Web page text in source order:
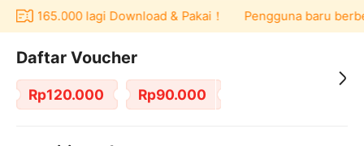
lagi Download & Pakai！ Pengguna baru
Daftar Voucher
Rp120.000 Rp90.000